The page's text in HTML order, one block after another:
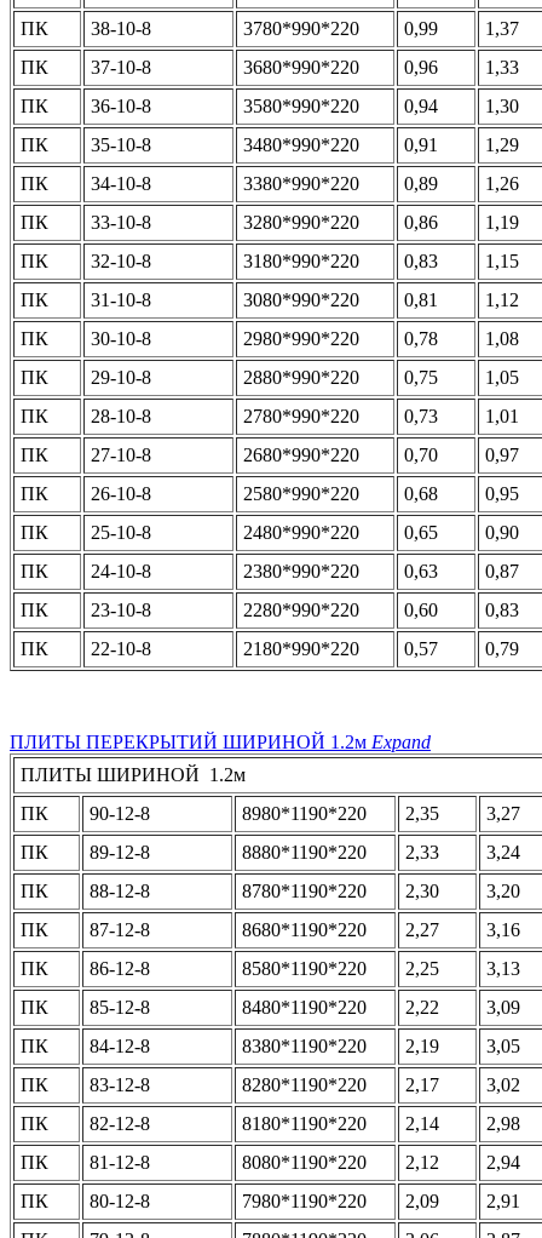
ПК
38-10-8 3780*990*220 0,99
1,37
ПК
37-10-8 3680*990*220 0,96
1,33
ПК
36-10-8 3580*990*220 0,94
1,30
ПК
35-10-8 3480*990*220 0,91
1,29
ПК
34-10-8 3380*990*220 0,89
1,26
ПК
33-10-8 3280*990*220 0,86
1,19
ПК
32-10-8 3180*990*220 0,83
1,15
ПК
31-10-8 3080*990*220 0,81
1,12
ПК
30-10-8 2980*990*220 0,78
1,08
ПК
29-10-8 2880*990*220 0,75
1,05
ПК
28-10-8 2780*990*220 0,73
1,01
ПК
27-10-8 2680*990*220 0,70
0,97
ПК
26-10-8 2580*990*220 0,68
0,95
ПК
25-10-8 2480*990*220 0,65
0,90
ПК
24-10-8 2380*990*220 0,63
0,87
ПК
23-10-8 2280*990*220 0,60
0,83
ПК
22-10-8 2180*990*220 0,57 0,79
ПЛИТЫ ПЕРЕКРЫТИЙ ШИРИНОЙ 1.2м Expand
ПЛИТЫ ШИРИНОЙ 1.2м
ПК
90-12-8 8980*1190*220 2,35
3,27
ПК
89-12-8 8880*1190*220 2,33
3,24
ПК
88-12-8 8780*1190*220 2,30
3,20
ПК
87-12-8 8680*1190*220 2,27
3,16
ПК
86-12-8 8580*1190*220 2,25
3,13
ПК
85-12-8 8480*1190*220 2,22
3,09
ПК
84-12-8 8380*1190*220 2,19
3,05
ПК
83-12-8 8280*1190*220 2,17
3,02
ПК
82-12-8 8180*1190*220 2,14
2,98
ПК
81-12-8 8080*1190*220 2,12
2,94
ПК
80-12-8 7980*1190*220 2,09
2,91